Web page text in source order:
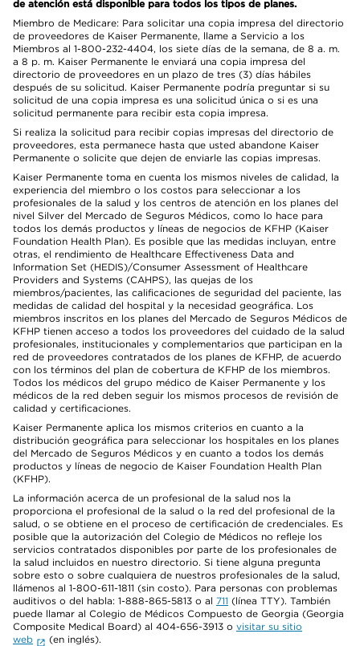
de atención está disponible para todos los tipos de planes.
Miembro de Medicare: Para solicitar una copia impresa del directorio
de proveedores de Kaiser Permanente, llame a Servicio a los
Miembros al 1-800-232-4404, los siete días de la semana, de 8 a. m.
a 8 p. m. Kaiser Permanente le enviará una copia impresa del
directorio de proveedores en un plazo de tres (3) días hábiles
después de su solicitud. Kaiser Permanente podría preguntar si su
solicitud de una copia impresa es una solicitud única o si es una
solicitud permanente para recibir esta copia impresa.
Si realiza la solicitud para recibir copias impresas del directorio de
proveedores, esta permanece hasta que usted abandone Kaiser
Permanente o solicite que dejen de enviarle las copias impresas.
Kaiser Permanente toma en cuenta los mismos niveles de calidad, la
experiencia del miembro o los costos para seleccionar a los
profesionales de la salud y los centros de atención en los planes del
nivel Silver del Mercado de Seguros Médicos, como lo hace para
todos los demás productos y líneas de negocios de KFHP (Kaiser
Foundation Health Plan). Es posible que las medidas incluyan, entre
otras, el rendimiento de Healthcare Effectiveness Data and
Information Set (HEDIS)/Consumer Assessment of Healthcare
Providers and Systems (CAHPS), las quejas de los
miembros/pacientes, las calificaciones de seguridad del paciente, las
medidas de calidad del hospital y la necesidad geográfica. Los
miembros inscritos en los planes del Mercado de Seguros Médicos de
KFHP tienen acceso a todos los proveedores del cuidado de la salud
profesionales, institucionales y complementarios que participan en la
red de proveedores contratados de los planes de KFHP, de acuerdo
con los términos del plan de cobertura de KFHP de los miembros.
Todos los médicos del grupo médico de Kaiser Permanente y los
médicos de la red deben seguir los mismos procesos de revisión de
calidad y certificaciones.
Kaiser Permanente aplica los mismos criterios en cuanto a la
distribución geográfica para seleccionar los hospitales en los planes
del Mercado de Seguros Médicos y en cuanto a todos los demás
productos y líneas de negocio de Kaiser Foundation Health Plan
(KFHP).
La información acerca de un profesional de la salud nos la
proporciona el profesional de la salud o la red del profesional de la
salud, o se obtiene en el proceso de certificación de credenciales. Es
posible que la autorización del Colegio de Médicos no refleje los
servicios contratados disponibles por parte de los profesionales de
la salud incluidos en nuestro directorio. Si tiene alguna pregunta
sobre esto o sobre cualquiera de nuestros profesionales de la salud,
llámenos al 1-800-611-1811 (sin costo). Para personas con problemas
auditivos o del habla: 1-888-865-5813 o al 711 (línea TTY). También
puede llamar al Colegio de Médicos Compuesto de Georgia (Georgia
Composite Medical Board) al 404-656-3913 o visitar su sitio
web
(en inglés).